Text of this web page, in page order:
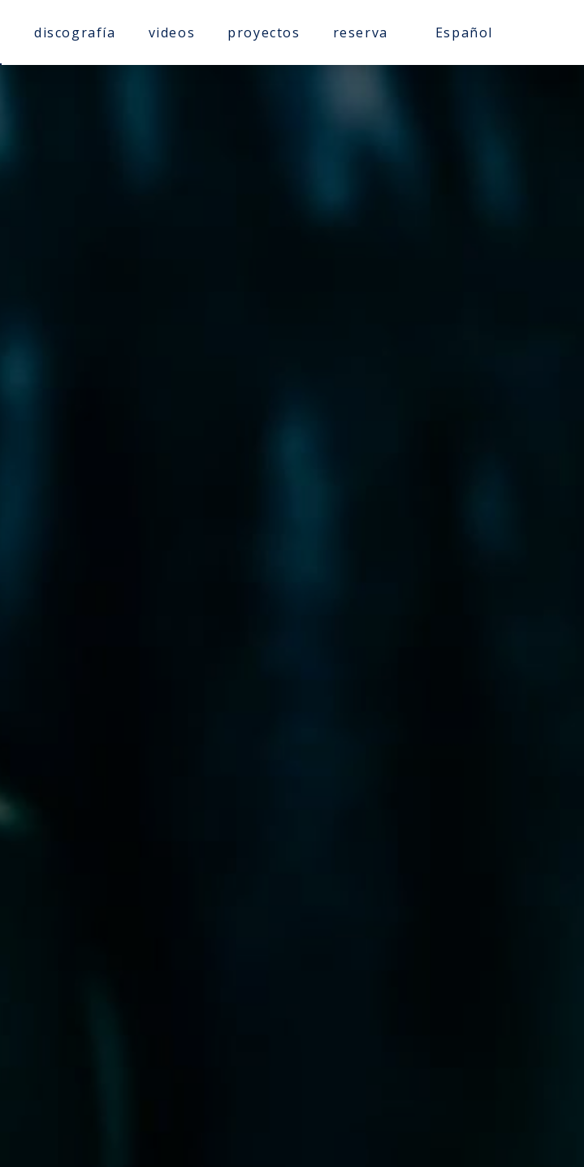
discografía videos proyectos reserva Español